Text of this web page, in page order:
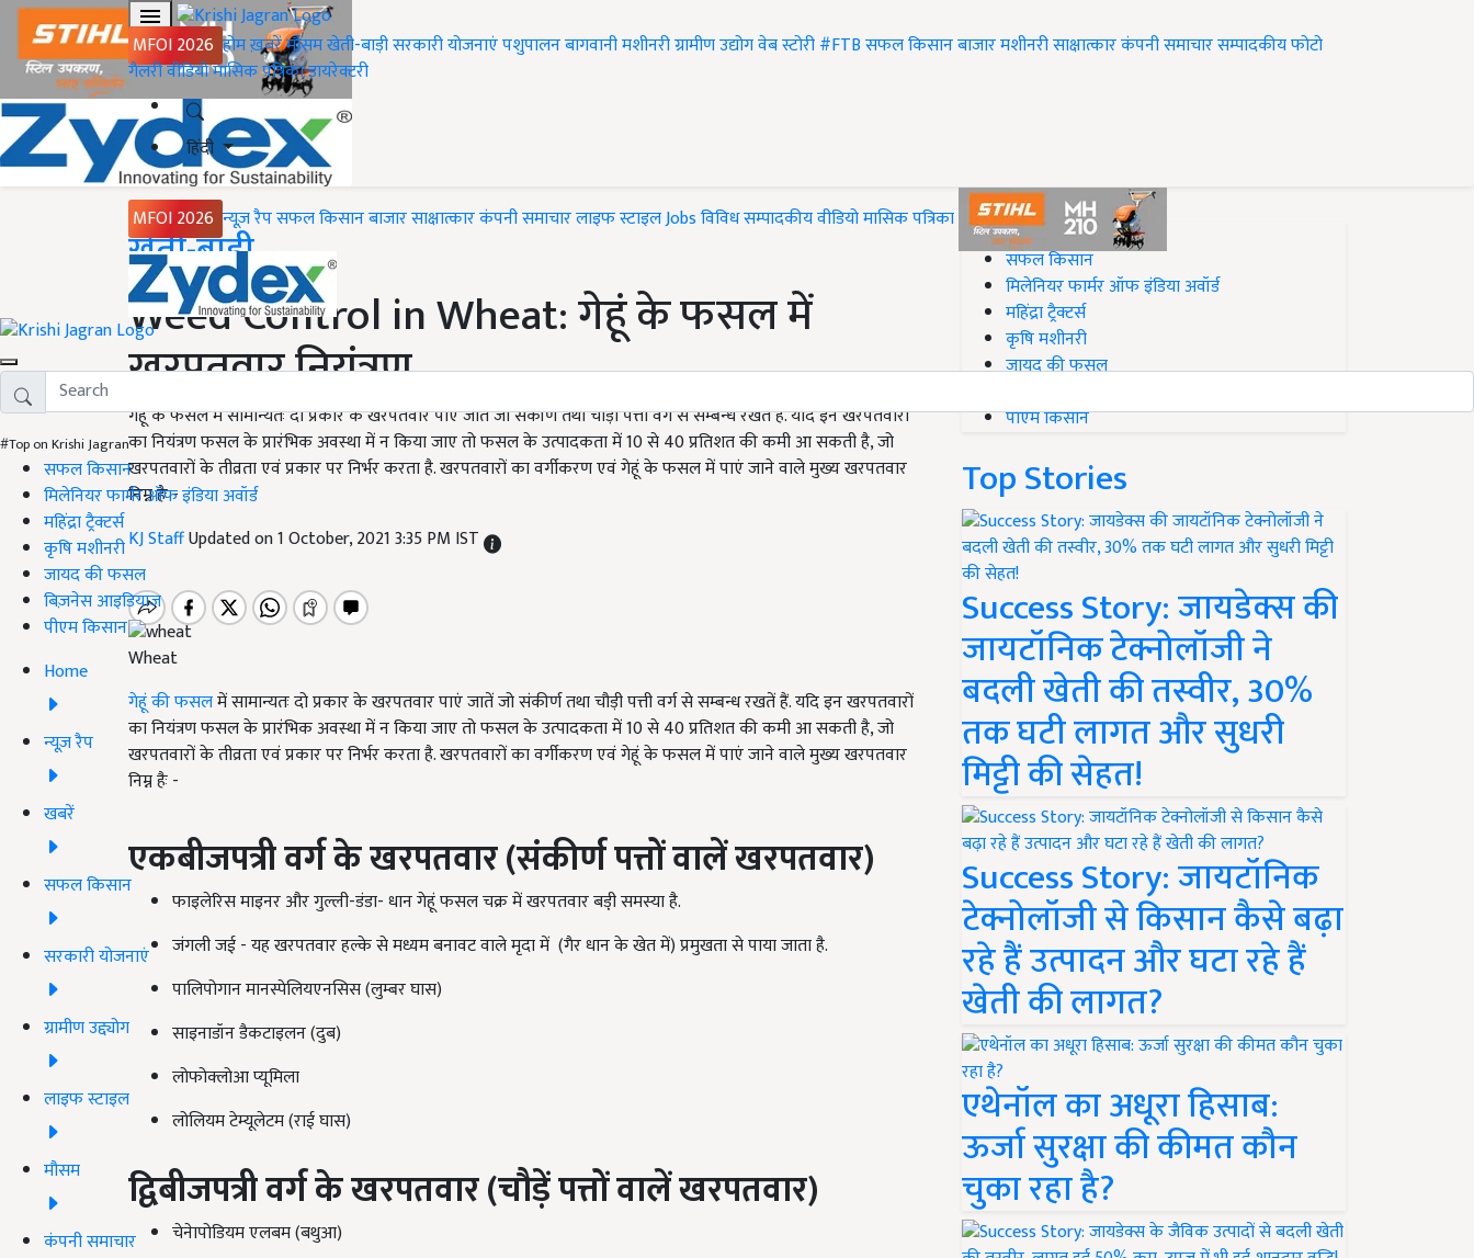
MFOI 2026 होमख़बरेंमौसमखेती-बाड़ीसरकारी योजनाएंपशुपालनबागवानीमशीनरीग्रामीण उद्योगवेब स्टोरी#FTBसफल किसानबाजारमशीनरीसाक्षात्कारकंपनी समाचारसम्पादकीयफोटो
गैलरीवीडियोमासिक पत्रिकाडायरेक्टरी
हिंदी
MFOI 2026 न्यूज़ रैपसफल किसानबाजारसाक्षात्कारकंपनी समाचारलाइफ स्टाइलJobsविविधसम्पादकीयवीडियोमासिक पत्रिका
#Top on Krishi Jagran
सफल किसान
मिलेनियर फार्मर ऑफ इंडिया अवॉर्ड
महिंद्रा ट्रैक्टर्स
कृषि मशीनरी
जायद की फसल
बिज़नेस आइडियाज
पीएम किसान
Home
न्यूज़ रैप
खबरें
सफल किसान
सरकारी योजनाएं
ग्रामीण उद्द्योग
लाइफ स्टाइल
मौसम
कंपनी समाचार
Home
खेती-बाड़ी
Weed Control in Wheat: गेहूं के फसल में
खरपतवार नियंत्रण
गेहूं के फसल में सामान्यतः दो प्रकार के खरपतवार पाएं जातें जो संकीर्ण तथा चौड़ी पत्ती वर्ग से सम्बन्ध रखतें हैं. यदि इन खरपतवारों
का नियंत्रण फसल के प्रारंभिक अवस्था में न किया जाए तो फसल के उत्पादकता में 10 से 40 प्रतिशत की कमी आ सकती है, जो
खरपतवारों के तीव्रता एवं प्रकार पर निर्भर करता है. खरपतवारों का वर्गीकरण एवं गेहूं के फसल में पाएं जाने वाले मुख्य खरपतवार
निम्न हैः -
KJ StaffUpdated on 1 October, 2021 3:35 PM IST
Wheat
गेहूं की फसलमें सामान्यतः दो प्रकार के खरपतवार पाएं जातें जो संकीर्ण तथा चौड़ी पत्ती वर्ग से सम्बन्ध रखतें हैं. यदि इन खरपतवारों
का नियंत्रण फसल के प्रारंभिक अवस्था में न किया जाए तो फसल के उत्पादकता में 10 से 40 प्रतिशत की कमी आ सकती है, जो
खरपतवारों के तीव्रता एवं प्रकार पर निर्भर करता है. खरपतवारों का वर्गीकरण एवं गेहूं के फसल में पाएं जाने वाले मुख्य खरपतवार
निम्न हैः -
एकबीजपत्रीवर्गकेखरपतवार(संकीर्णपत्तोंवालेंखरपतवार)
फाइलेरिस माइनर और गुल्ली-डंडा- धान गेहूं फसल चक्र में खरपतवार बड़ी़ समस्या है.
जंगली जई - यह खरपतवार हल्के से मध्यम बनावट वाले मृदा में (गैर धान के खेत में) प्रमुखता से पाया जाता है.
पालिपोगान मानस्पेलियएनसिस (लुम्बर घास)
साइनाडॉन डैकटाइलन (दुब)
लोफोक्लोआ प्यूमिला
लोलियम टेम्यूलेटम (राई घास)
द्विबीजपत्रीवर्गकेखरपतवार(चौड़ेंपत्तोंवालेंखरपतवार)
चेनेापोडियम एलबम (बथुआ)
#Top on Krishi Jagran
सफल किसान
मिलेनियर फार्मर ऑफ इंडिया अवॉर्ड
महिंद्रा ट्रैक्टर्स
कृषि मशीनरी
जायद की फसल
पीएम किसान
Top Stories
Success Story: जायडेक्स की
जायटॉनिक टेक्नोलॉजी ने
बदली खेती की तस्वीर, 30%
तक घटी लागत और सुधरी
मिट्टी की सेहत!
Success Story: जायटॉनिक
टेक्नोलॉजी से किसान कैसे बढ़ा
रहे हैं उत्पादन और घटा रहे हैं
खेती की लागत?
एथेनॉल का अधूरा हिसाब:
ऊर्जा सुरक्षा की कीमत कौन
चुका रहा है?